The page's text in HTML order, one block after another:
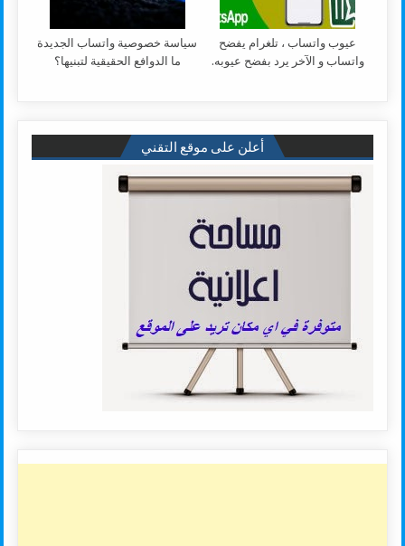
عيوب واتساب ، تلغرام يفضح
واتساب و الآخر يرد بفضح عيوبه.
سياسة خصوصية واتساب الجديدة
ما الدوافع الحقيقية لتبنيها؟
أعلن على موقع التقني